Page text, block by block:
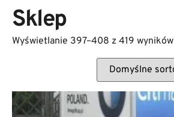
Sklep
Wyświetlanie 397–408 z 419 wyników